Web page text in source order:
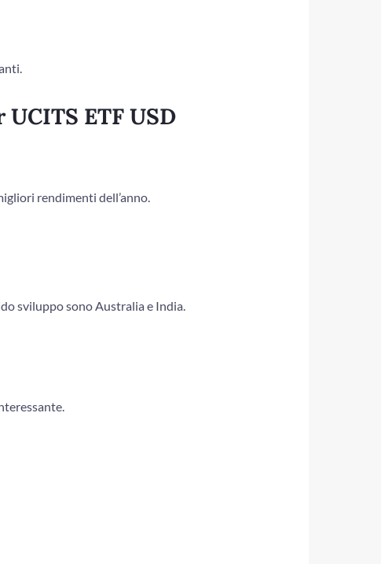
ETF USD
rendimenti dell’anno.
sviluppo sono Australia e India.